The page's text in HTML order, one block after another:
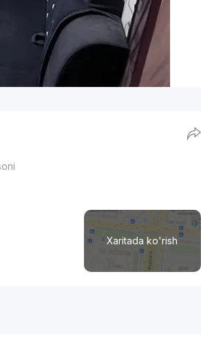
Xaritada ko'rish